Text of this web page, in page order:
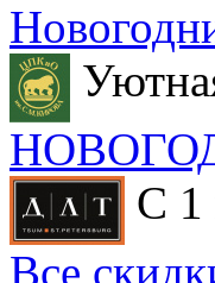
С 1
Все